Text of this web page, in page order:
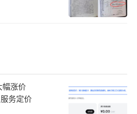
幅涨价
务定价